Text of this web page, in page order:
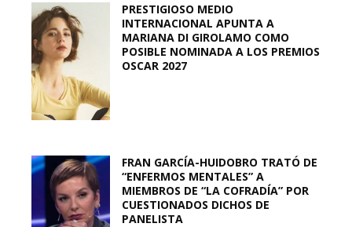
PRESTIGIOSO MEDIO
INTERNACIONAL APUNTA A
MARIANA DI GIROLAMO COMO
POSIBLE NOMINADA A LOS PREMIOS
OSCAR 2027
FRAN GARCÍA-HUIDOBRO TRATÓ DE
“ENFERMOS MENTALES” A
MIEMBROS DE “LA COFRADÍA” POR
CUESTIONADOS DICHOS DE
PANELISTA